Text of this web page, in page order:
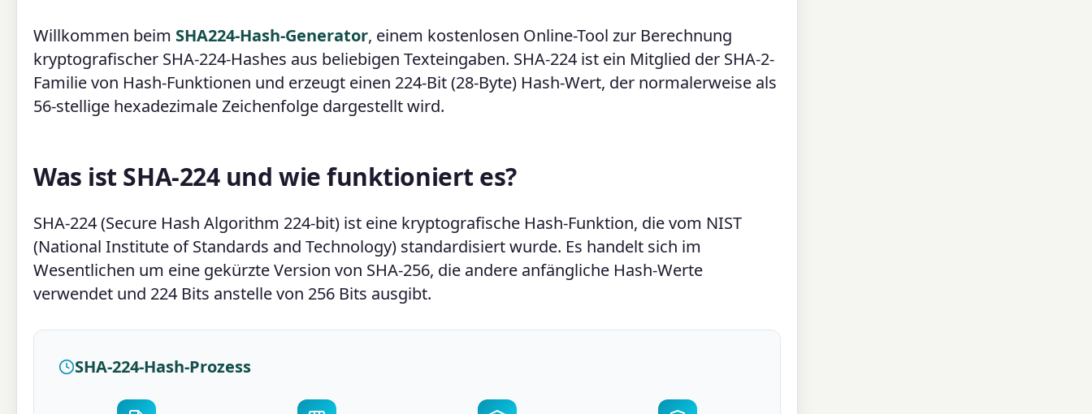
Willkommen beim SHA224-Hash-Generator, einem kostenlosen Online-Tool zur Berechnung
kryptografischer SHA-224-Hashes aus beliebigen Texteingaben. SHA-224 ist ein Mitglied der SHA-2-
Familie von Hash-Funktionen und erzeugt einen 224-Bit (28-Byte) Hash-Wert, der normalerweise als
56-stellige hexadezimale Zeichenfolge dargestellt wird.
Was ist SHA-224 und wie funktioniert es?
SHA-224 (Secure Hash Algorithm 224-bit) ist eine kryptografische Hash-Funktion, die vom NIST
(National Institute of Standards and Technology) standardisiert wurde. Es handelt sich im
Wesentlichen um eine gekürzte Version von SHA-256, die andere anfängliche Hash-Werte
verwendet und 224 Bits anstelle von 256 Bits ausgibt.
SHA-224-Hash-Prozess